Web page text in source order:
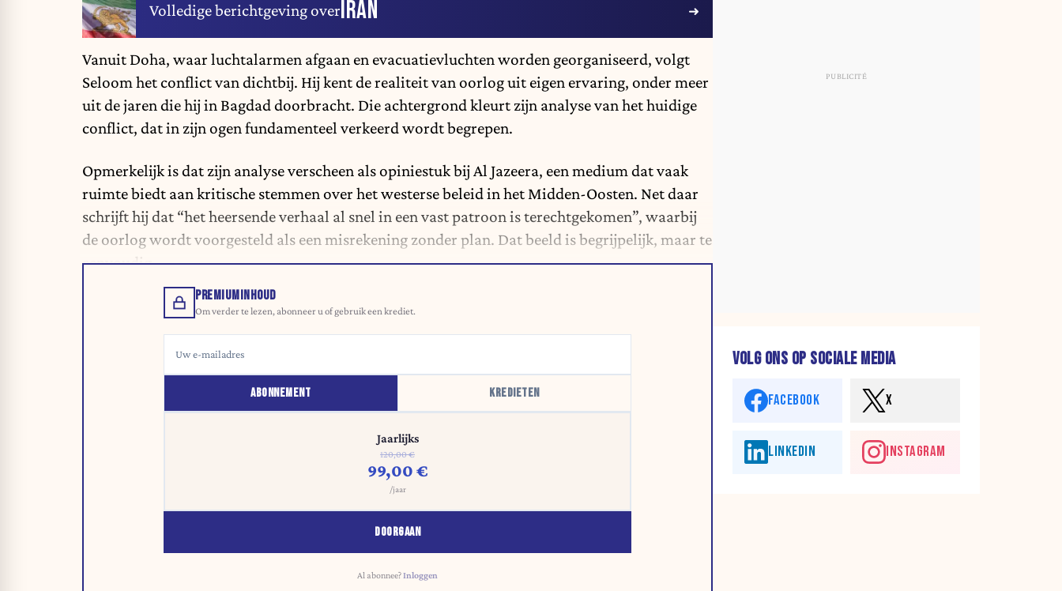
Volledige berichtgeving overIRAN
Vanuit Doha, waar luchtalarmen afgaan en evacuatievluchten worden georganiseerd, volgt
Seloom het conflict van dichtbij. Hij kent de realiteit van oorlog uit eigen ervaring, onder meer
uit de jaren die hij in Bagdad doorbracht. Die achtergrond kleurt zijn analyse van het huidige
conflict, dat in zijn ogen fundamenteel verkeerd wordt begrepen.
Opmerkelijk is dat zijn analyse verscheen als opiniestuk bijAl Jazeera, een medium dat vaak
ruimte biedt aan kritische stemmen over het westerse beleid in het Midden-Oosten. Net daar
schrijft hij dat “het heersende verhaal al snel in een vast patroon is terechtgekomen”, waarbij
de oorlog wordt voorgesteld als een misrekening zonder plan. Dat beeld is begrijpelijk, maar te
eenvoudig.
PREMIUMINHOUD
Om verder te lezen, abonneer u of gebruik een krediet.
ABONNEMENT KREDIETEN
Jaarlijks
120,00 €
99,00 €
/jaar
DOORGAAN
Al abonnee?Inloggen
VOLG ONS OP SOCIALE MEDIA
FACEBOOK X
LINKEDIN INSTAGRAM